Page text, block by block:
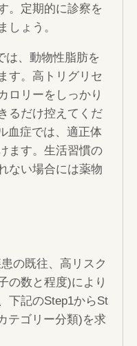
。定期的に診察を
しょう。
は、動物性脂肪を
す。高トリグリセ
ロリーをしっかり
るだけ控えてくだ
血症では、適正体
ます。生活習慣の
ない場合には薬物
の既往、高リスク
の数と程度)により
下記のStep1からSt
テゴリー分類)を求